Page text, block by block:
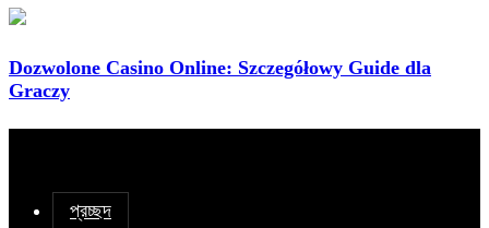
Dozwolone Casino Online: Szczegółowy Guide dla
Graczy
প্রচ্ছদ